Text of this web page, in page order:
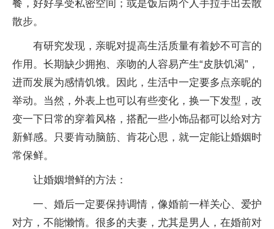
餐，好好享受私密空间；或是饭后两个人手拉手出去散
散步。
有研究发现，亲昵对提高生活质量有着妙不可言的
作用。长期缺少拥抱、亲吻的人容易产生“皮肤饥渴”，
进而发展为感情饥饿。因此，生活中一定要多点亲昵的
举动。当然，外表上也可以有些变化，换一下发型，改
变一下日常的穿着风格，搭配一些小饰品都可以给对方
新鲜感。只要肯动脑筋、肯花心思，就一定能让婚姻时
常保鲜。
让婚姻增鲜的方法：
一、婚后一定要保持调情，像婚前一样关心、爱护
对方，不能懒惰。很多的夫妻，尤其是男人，在婚前对